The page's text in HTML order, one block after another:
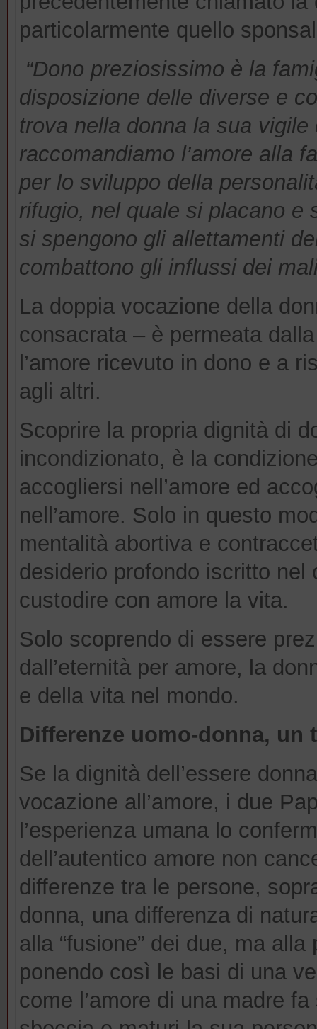
particolarmente quello
“Dono preziosissimo è la
disposizione delle diverse e
trova nella donna la sua
raccomandiamo l’amore alla
per lo sviluppo della
rifugio, nel quale si placano e
si spengono gli allettamenti
combattono gli influssi dei
La doppia vocazione della
consacrata – è permeata
l’amore ricevuto in dono e a
agli altri.
Scoprire la propria dignità di
incondizionato, è la
accogliersi nell’amore ed
nell’amore. Solo in questo
mentalità abortiva e
desiderio profondo iscritto
custodire con amore la vita.
Solo scoprendo di essere
dall’eternità per amore, la
e della vita nel mondo.
Differenze uomo-donna, un
Se la dignità dell’essere
vocazione all’amore, i due
l’esperienza umana lo
dell’autentico amore non
differenze tra le persone,
donna, una differenza di
alla “fusione” dei due, ma
ponendo così le basi di una
come l’amore di una madre